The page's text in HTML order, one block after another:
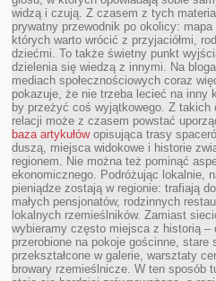
widzą i czują. Z czasem z tych
prywatny przewodnik po okolicy:
których warto wrócić z przyjaciółmi,
dziećmi. To także świetny punkt
dzielenia się wiedzą z innymi. Na
mediach społecznościowych coraz
pokazuje, że nie trzeba lecieć na inny
by przeżyć coś wyjątkowego. Z takich
relacji może z czasem powstać
baza artykułówopisująca trasy
duszą, miejsca widokowe i historie
regionem. Nie można też pominąć
ekonomicznego. Podróżując lokalnie,
pieniądze zostają w regionie: trafiają
małych pensjonatów, rodzinnych
lokalnych rzemieślników. Zamiast
wybieramy często miejsca z historią –
przerobione na pokoje gościnne, stare
przekształcone w galerie, warsztaty
browary rzemieślnicze. W ten sposób